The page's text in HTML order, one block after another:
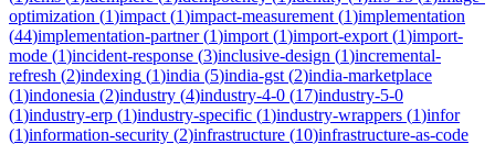
optimization (1)impact (1)impact-measurement (1)implementation
(44)implementation-partner(1)import (1)import-export (1)import-
mode (1)incident-response (3)inclusive-design (1)incremental-
refresh (2)indexing (1)india (5)india-gst (2)india-marketplace
(1)indonesia (2)industry (4)industry-4-0 (17)industry-5-0
(1)industry-erp (1)industry-specific (1)industry-wrappers (1)infor
(1)information-security (2)infrastructure (10)infrastructure-as-code